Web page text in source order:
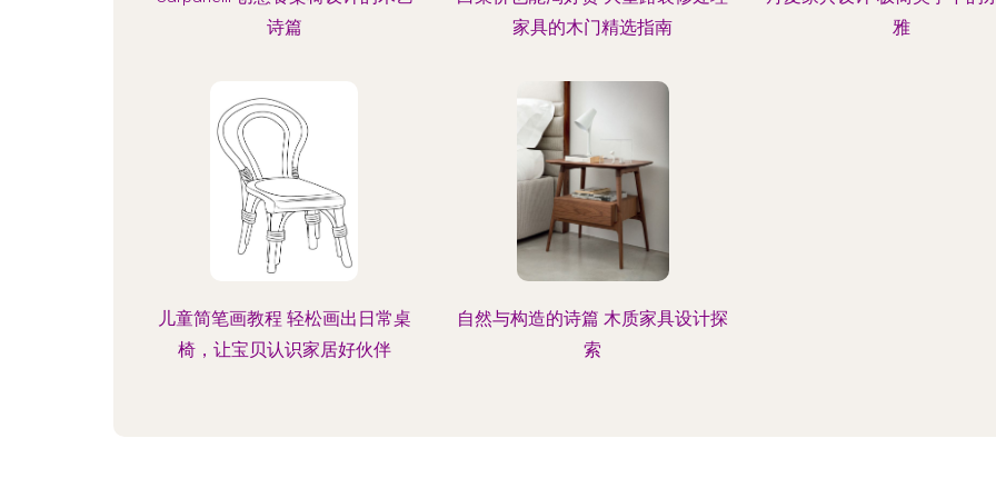
诗篇
家具的木门精选指南
雅
儿童简笔画教程 轻松画出日常桌
椅，让宝贝认识家居好伙伴
自然与构造的诗篇 木质家具设计探
索